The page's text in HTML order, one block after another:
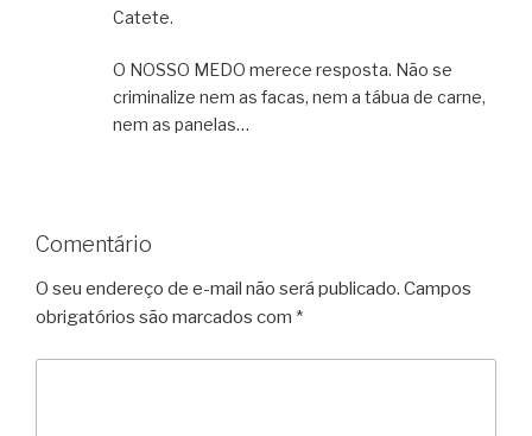
Catete.
O NOSSO MEDO merece resposta. Não se
criminalize nem as facas, nem a tábua de carne,
nem as panelas…
Comentário
O seu endereço de e-mail não será publicado. Campos
obrigatórios são marcados com *